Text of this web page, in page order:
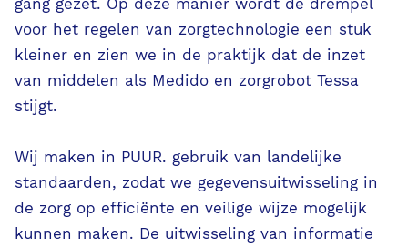
gang gezet. Op deze manier wordt de drempel
voor het regelen van zorgtechnologie een stuk
kleiner en zien we in de praktijk dat de inzet
van middelen als Medido en zorgrobot Tessa
stijgt.
Wij maken in PUUR. gebruik van landelijke
standaarden, zodat we gegevensuitwisseling in
de zorg op efficiënte en veilige wijze mogelijk
kunnen maken. De uitwisseling van informatie